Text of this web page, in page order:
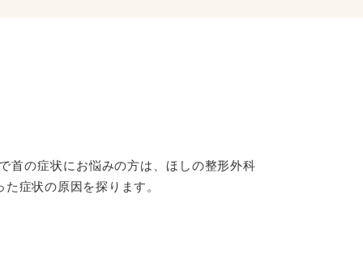
首の症状にお悩みの方は、ほしの整形外科
症状の原因を探ります。